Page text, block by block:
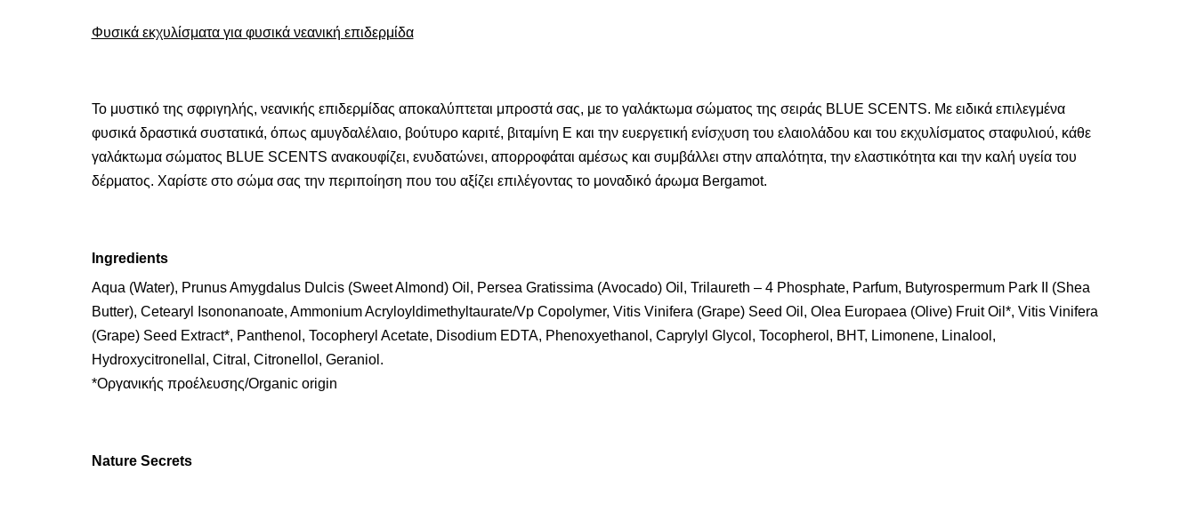
Φυσικά εκχυλίσματα για φυσικά νεανική επιδερμίδα
To μυστικό της σφριγηλής, νεανικής επιδερμίδας αποκαλύπτεται μπροστά σας, με το γαλάκτωμα σώματος της σειράς BLUE SCENTS. Mε ειδικά επιλεγμένα
φυσικά δραστικά συστατικά, όπως αμυγδαλέλαιο, βούτυρο καριτέ, βιταμίνη Ε και την ευεργετική ενίσχυση του ελαιολάδου και του εκχυλίσματος σταφυλιού, κάθε
γαλάκτωμα σώματος ΒLUE SCENTS ανακουφίζει, ενυδατώνει, απορροφάται αμέσως και συμβάλλει στην απαλότητα, την ελαστικότητα και την καλή υγεία του
δέρματος. Χαρίστε στο σώμα σας την περιποίηση που του αξίζει επιλέγοντας το μοναδικό άρωμα Bergamot.
Ingredients
Aqua (Water), Prunus Amygdalus Dulcis (Sweet Almond) Oil, Persea Gratissima (Avocado) Oil, Trilaureth – 4 Phosphate, Parfum, Butyrospermum Park II (Shea
Butter), Cetearyl Isononanoate, Ammonium Acryloyldimethyltaurate/Vp Copolymer, Vitis Vinifera (Grape) Seed Oil, Olea Europaea (Olive) Fruit Oil*, Vitis Vinifera
(Grape) Seed Extract*, Panthenol, Tocopheryl Acetate, Disodium EDTA, Phenoxyethanol, Caprylyl Glycol, Tocopherol, ΒΗΤ, Limonene, Linalool,
Hydroxycitronellal, Citral, Citronellol, Geraniol.
*Οργανικής προέλευσης/Organic origin
Nature Secrets